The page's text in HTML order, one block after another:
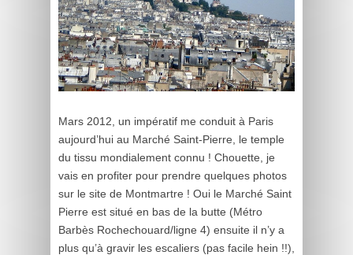
Mars 2012, un impératif me conduit à Paris
aujourd’hui au Marché Saint-Pierre, le temple
du tissu mondialement connu ! Chouette, je
vais en profiter pour prendre quelques photos
sur le site de Montmartre ! Oui le Marché Saint
Pierre est situé en bas de la butte (Métro
Barbès Rochechouard/ligne 4) ensuite il n’y a
plus qu’à gravir les escaliers (pas facile hein !!),